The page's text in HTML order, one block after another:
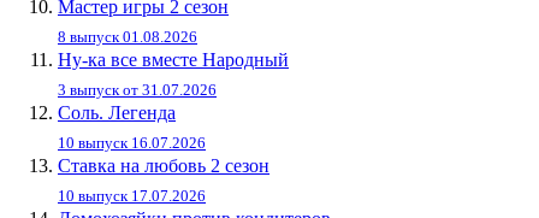
Мастер игры 2 сезон
8 выпуск 01.08.2026
Ну-ка все вместе Народный
3 выпуск от 31.07.2026
Соль. Легенда
10 выпуск 16.07.2026
Ставка на любовь 2 сезон
10 выпуск 17.07.2026